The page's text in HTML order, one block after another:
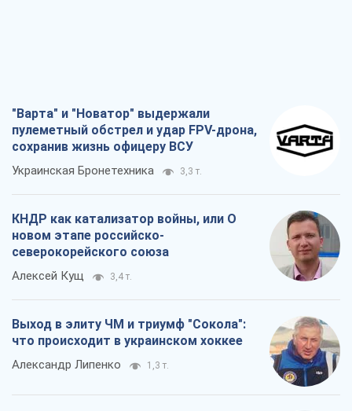
"Варта" и "Новатор" выдержали
пулеметный обстрел и удар FPV-дрона,
сохранив жизнь офицеру ВСУ
Украинская Бронетехника 3,3 т.
КНДР как катализатор войны, или О
новом этапе российско-
северокорейского союза
Алексей Кущ 3,4 т.
Выход в элиту ЧМ и триумф "Сокола":
что происходит в украинском хоккее
Александр Липенко 1,3 т.